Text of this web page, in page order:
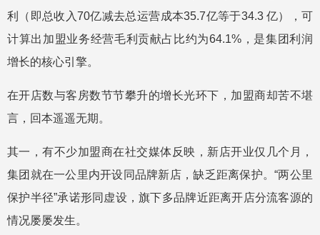
利（即总收入70亿减去总运营成本35.7亿等于34.3 亿），可
计算出加盟业务经营毛利贡献占比约为64.1%，是集团利润
增长的核心引擎。
在开店数与客房数节节攀升的增长光环下，加盟商却苦不堪
言，回本遥遥无期。
其一，有不少加盟商在社交媒体反映，新店开业仅几个月，
集团就在一公里内开设同品牌新店，缺乏距离保护。“两公里
保护半径”承诺形同虚设，旗下多品牌近距离开店分流客源的
情况屡屡发生。